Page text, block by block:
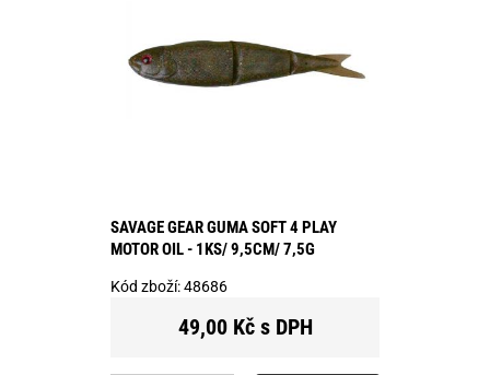
SAVAGE GEAR GUMA SOFT 4 PLAY
MOTOR OIL - 1KS/ 9,5CM/ 7,5G
Kód zboží:48686
49,00 Kč s DPH